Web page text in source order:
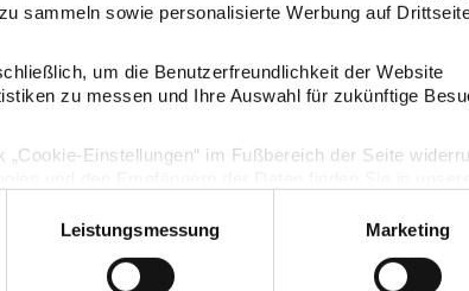
sammeln sowie personalisierte Werbung auf
um die Benutzerfreundlichkeit der Website
zu messen und Ihre Auswahl für zukünftige
Einstellungen“ im Fußbereich der Seite
Leistungsmessung Marketing
3 Stück Norma 35ml